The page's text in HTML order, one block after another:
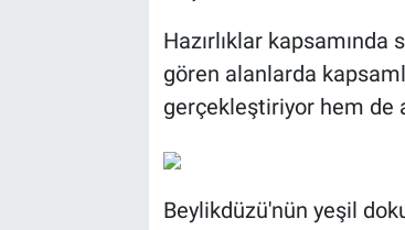
Hazırlıklar
gören alanlarda
gerçekleştiriyor hem de
Beylikdüzü'nün yeşil